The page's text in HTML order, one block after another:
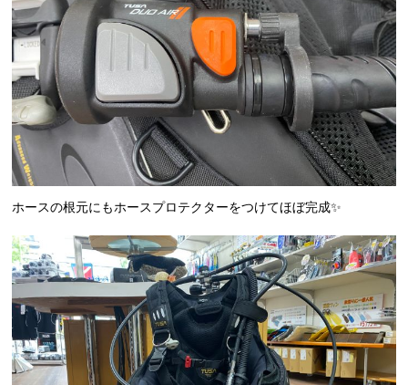
ホースの根元にもホースプロテクターをつけてほぼ完成✨